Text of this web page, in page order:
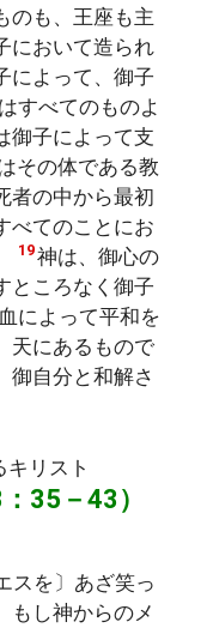
のも、王座も主
において造られ
によって、御子
すべてのものよ
御子によって支
その体である教
者の中から最初
べてのことにお
19神は、御心の
ところなく御子
によって平和を
天にあるもので
御自分と和解さ
リスト
35－43）
スを〕あざ笑っ
もし神からのメ